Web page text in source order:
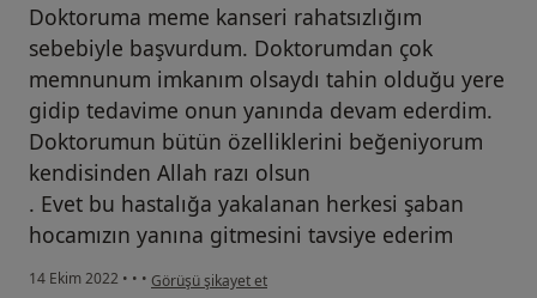
Doktoruma meme kanseri rahatsızlığım
sebebiyle başvurdum. Doktorumdan çok
memnunum imkanım olsaydı tahin olduğu yere
gidip tedavime onun yanında devam ederdim.
Doktorumun bütün özelliklerini beğeniyorum
kendisinden Allah razı olsun
. Evet bu hastalığa yakalanan herkesi şaban
hocamızın yanına gitmesini tavsiye ederim
14 Ekim 2022 • • • kullanıcının görüşüne göre m.....
Görüşü şikayet et